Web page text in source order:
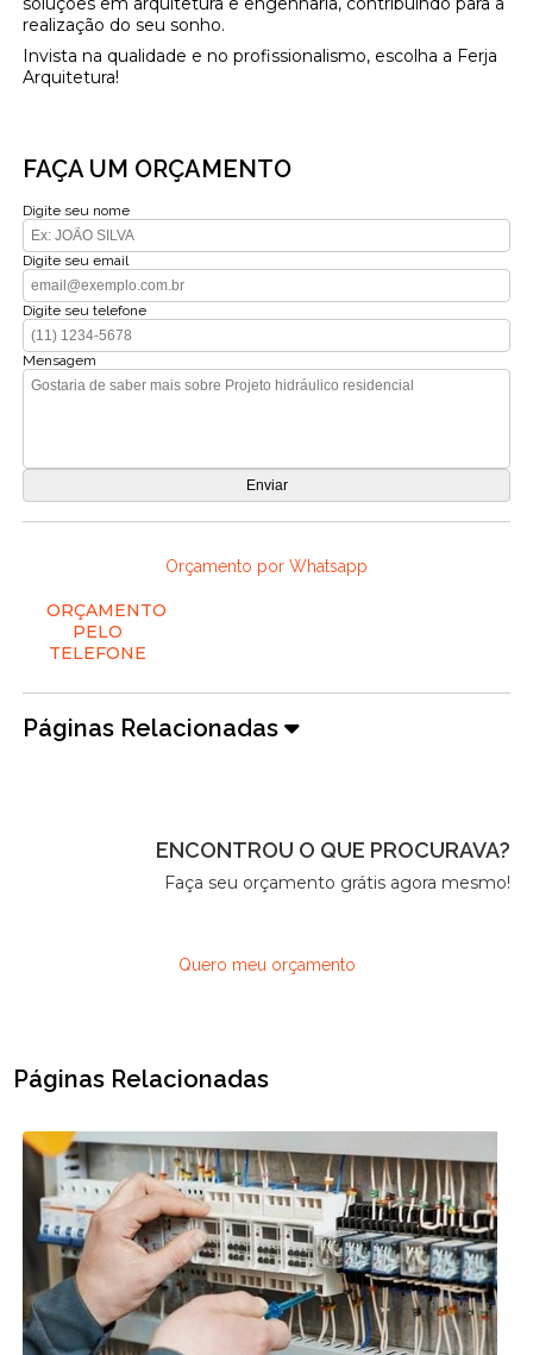
realização do seu sonho.
Invista na qualidade e no profissionalismo, escolha a Ferja
Arquitetura!
FAÇA UM ORÇAMENTO
Digite seu nome
Digite seu email
Digite seu telefone
Mensagem
Orçamento por Whatsapp
ORÇAMENTO
PELO
TELEFONE
Páginas Relacionadas
ENCONTROU O QUE PROCURAVA?
Faça seu orçamento grátis agora mesmo!
Quero meu orçamento
Páginas Relacionadas